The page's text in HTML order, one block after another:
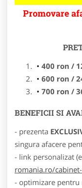
Promovare
400 ron /
600 ron /
700 ron /
BENEFICII SI
- prezenta
singura afacere
- link personalizat
romania.ro/
- optimizare pentru